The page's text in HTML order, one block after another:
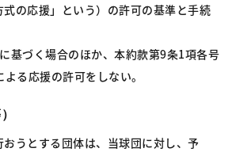
の応援」という）の許可の基準と手続
基づく場合のほか、本約款第9条1項各号
る応援の許可をしない。
うとする団体は、当球団に対し、予